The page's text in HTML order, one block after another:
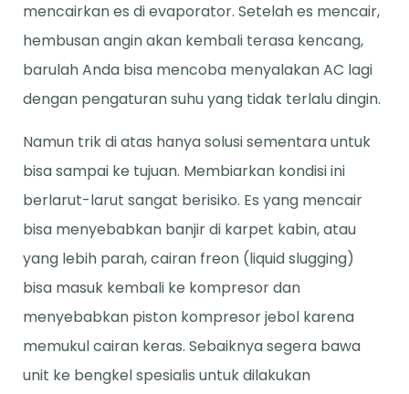
mencairkan es di evaporator. Setelah es mencair,
hembusan angin akan kembali terasa kencang,
barulah Anda bisa mencoba menyalakan AC lagi
dengan pengaturan suhu yang tidak terlalu dingin.
Namun trik di atas hanya solusi sementara untuk
bisa sampai ke tujuan. Membiarkan kondisi ini
berlarut-larut sangat berisiko. Es yang mencair
bisa menyebabkan banjir di karpet kabin, atau
yang lebih parah, cairan freon (liquid slugging)
bisa masuk kembali ke kompresor dan
menyebabkan piston kompresor jebol karena
memukul cairan keras. Sebaiknya segera bawa
unit ke bengkel spesialis untuk dilakukan